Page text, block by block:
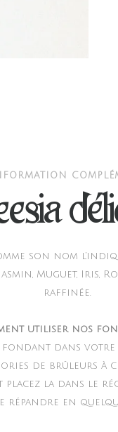
son nom
Muguet, Iris,
raffinée.
utiliser nos
dans votre
de brûleurs à
la dans le
répandre en